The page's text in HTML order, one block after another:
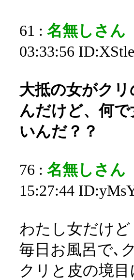
61 : 名無しさ
03:33:56
大抵の女がク
んだけど、何
いんだ？？
76 : 名無しさ
15:27:44
わたし女だけど
毎日お風呂で､
クリと皮の境